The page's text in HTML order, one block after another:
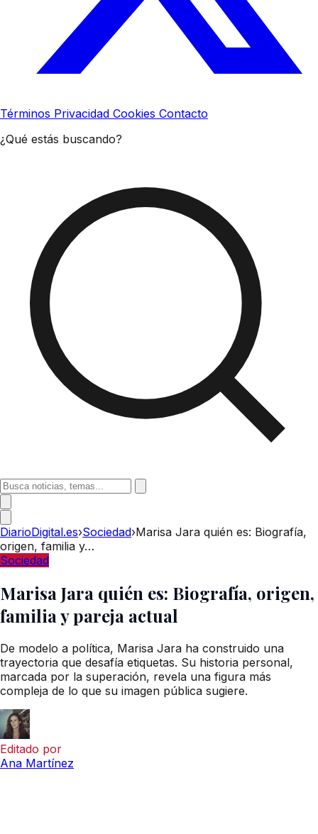
Términos Privacidad Cookies Contacto
¿Qué estás buscando?
DiarioDigital.es›Sociedad›Marisa Jara quién es: Biografía,
origen, familia y…
Sociedad
Marisa Jara quién es: Biografía, origen,
familia y pareja actual
De modelo a política, Marisa Jara ha construido una
trayectoria que desafía etiquetas. Su historia personal,
marcada por la superación, revela una figura más
compleja de lo que su imagen pública sugiere.
Editado por
Ana Martínez